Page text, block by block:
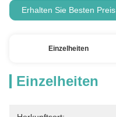
Erhalten Sie Besten Preis
Einzelheiten
Einzelheiten